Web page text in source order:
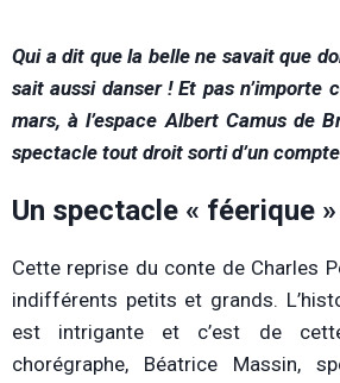
Qui a dit que la belle ne savait que
sait aussi danser ! Et pas n’importe
mars, à l’espace Albert Camus de
spectacle tout droit sorti d’un
Un spectacle « féerique »
Cette reprise du conte de Charles
indifférents petits et grands.
est intrigante et c’est de
chorégraphe, Béatrice Massin,